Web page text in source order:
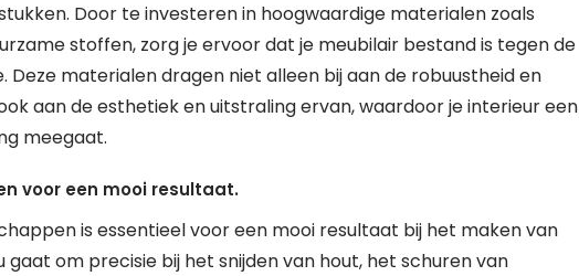
Door te investeren in hoogwaardige materialen zoals
stoffen, zorg je ervoor dat je meubilair bestand is tegen de
Deze materialen dragen niet alleen bij aan de robuustheid en
aan de esthetiek en uitstraling ervan, waardoor je interieur een
meegaat.
voor een mooi resultaat.
is essentieel voor een mooi resultaat bij het maken van
om precisie bij het snijden van hout, het schuren van